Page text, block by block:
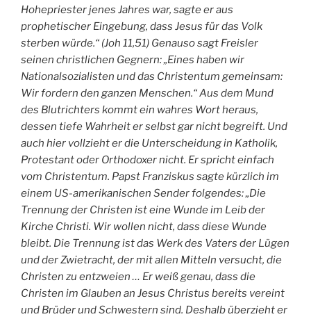
Hohepriester jenes Jahres war, sagte er aus
prophetischer Eingebung, dass Jesus für das Volk
sterben würde.“ (Joh 11,51) Genauso sagt Freisler
seinen christlichen Gegnern: „Eines haben wir
Nationalsozialisten und das Christentum gemeinsam:
Wir fordern den ganzen Menschen.“ Aus dem Mund
des Blutrichters kommt ein wahres Wort heraus,
dessen tiefe Wahrheit er selbst gar nicht begreift. Und
auch hier vollzieht er die Unterscheidung in Katholik,
Protestant oder Orthodoxer nicht. Er spricht einfach
vom Christentum. Papst Franziskus sagte kürzlich im
einem US-amerikanischen Sender folgendes: „Die
Trennung der Christen ist eine Wunde im Leib der
Kirche Christi. Wir wollen nicht, dass diese Wunde
bleibt. Die Trennung ist das Werk des Vaters der Lügen
und der Zwietracht, der mit allen Mitteln versucht, die
Christen zu entzweien … Er weiß genau, dass die
Christen im Glauben an Jesus Christus bereits vereint
und Brüder und Schwestern sind. Deshalb überzieht er